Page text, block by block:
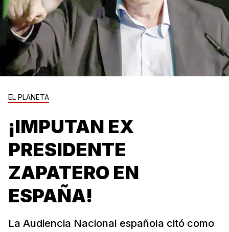
EL PLANETA
¡IMPUTAN EX
PRESIDENTE
ZAPATERO EN
ESPAÑA!
La Audiencia Nacional española citó como